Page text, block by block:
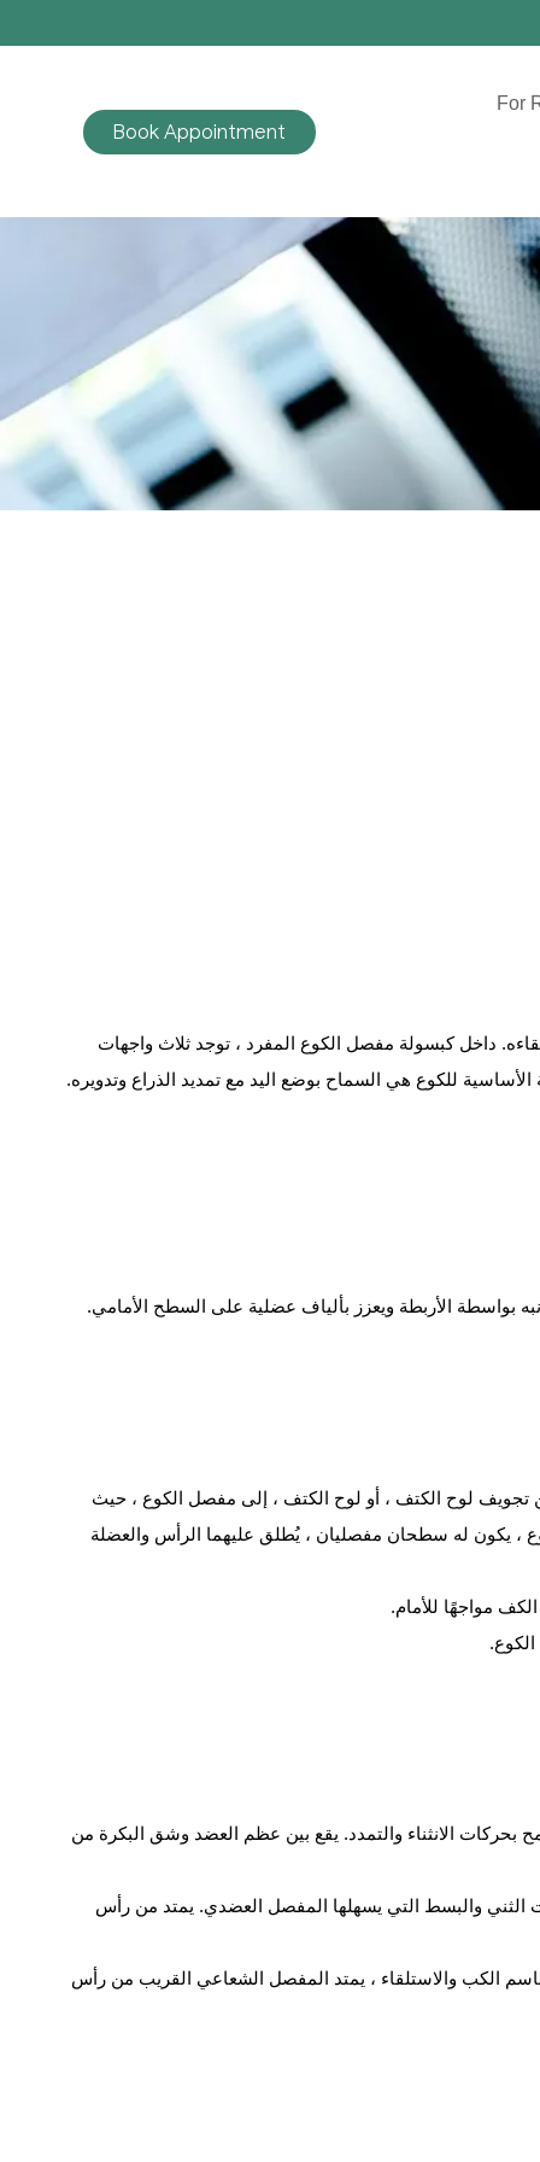
For
Book Appointment
داخل كبسولة مفصل الكوع المفرد ، توجد ثلاث واجهات
للكوع هي السماح بوضع اليد مع تمديد الذراع وتدويره.
بواسطة الأربطة ويعزز بألياف عضلية على السطح الأمامي.
تجويف لوح الكتف ، أو لوح الكتف ، إلى مفصل الكوع ، حيث
، يكون له سطحان مفصليان ، يُطلق عليهما الرأس والعضلة
مواجهًا للأمام.
الانثناء والتمدد. يقع بين عظم العضد وشق البكرة من
والبسط التي يسهلها المفصل العضدي. يمتد من رأس
الكب والاستلقاء ، يمتد المفصل الشعاعي القريب من رأس